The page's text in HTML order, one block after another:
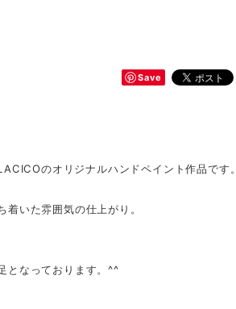
Save
のオリジナルハンドペイント作品です。
いた雰囲気の仕上がり。
となっております。^^